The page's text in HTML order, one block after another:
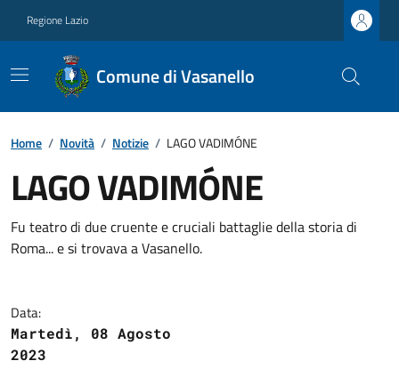
Regione Lazio
Comune di Vasanello
Home / Novità / Notizie / LAGO VADIMÓNE
LAGO VADIMÓNE
Fu teatro di due cruente e cruciali battaglie della storia di
Roma... e si trovava a Vasanello.
Data:
Martedì, 08 Agosto
2023